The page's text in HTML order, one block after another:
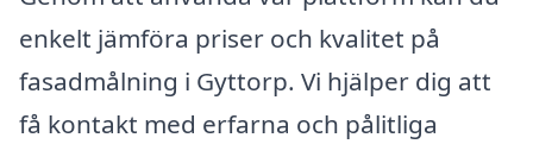
enkelt jämföra priser och kvalitet på
fasadmålning i Gyttorp. Vi hjälper dig att
få kontakt med erfarna och pålitliga